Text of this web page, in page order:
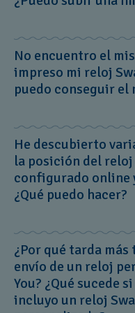
Envianos un correo:
¿Nos hemos dejado
personalizados Swatch X
No encuentro el
impreso mi reloj
puedo conseguir el
limitada de los diseños,
Si ya no está disponible
podrás usarla para
descatalogados
He descubierto
la posición del
configurado online
¿Qué puedo hacer?
pantalla, de manera que
ligeras variaciones en
configurador online y el
Consideramos que estas
¿Por qué tarda
envío de un reloj
You? ¿Qué sucede
incluyo un reloj